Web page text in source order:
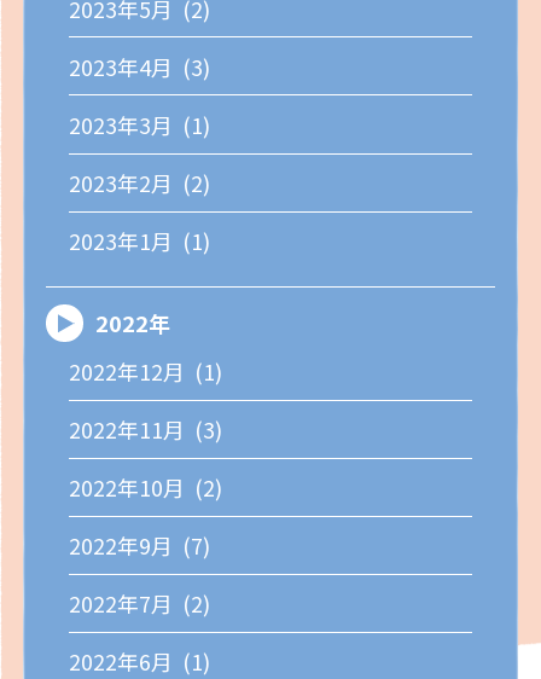
2023年5月 (2)
2023年4月 (3)
2023年3月 (1)
2023年2月 (2)
2023年1月 (1)
2022年
2022年12月 (1)
2022年11月 (3)
2022年10月 (2)
2022年9月 (7)
2022年7月 (2)
2022年6月 (1)